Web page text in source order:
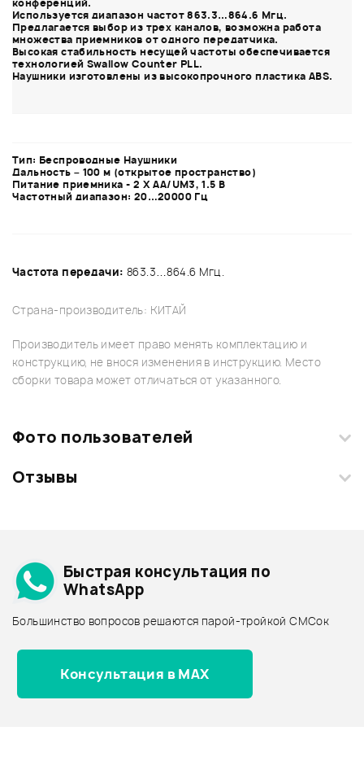
конференций.
Используется диапазон частот 863.3…864.6 Мгц.
Предлагается выбор из трех каналов, возможна работа
множества приемников от одного передатчика.
Высокая стабильность несущей частоты обеспечивается
технологией Swallow Counter PLL.
Наушники изготовлены из высокопрочного пластика ABS.
Тип: Беспроводные Наушники
Дальность – 100 м (открытое пространство)
Питание приемника - 2 Х AA/UM3, 1.5 В
Частотный диапазон: 20…20000 Гц
Частота передачи: 863.3…864.6 Мгц.
Страна-производитель: КИТАЙ
Производитель имеет право менять комплектацию и
конструкцию, не внося изменения в инструкцию. Место
сборки товара может отличаться от указанного.
Фото пользователей
Загрузите свои фотографии купленного товара и получите
Отзывы
Архив товаров - дешевле
Архив товаров - дороже
Все товары INVOTONE
Архив товаров - новинки
Быстрая консультация по
WhatsApp
Большинство вопросов решаются парой-тройкой СМСок
Консультация в MAX